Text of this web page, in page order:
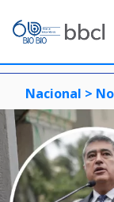
Nacional >